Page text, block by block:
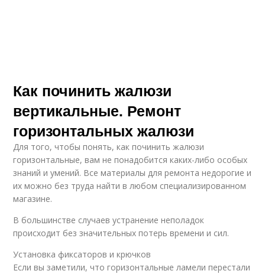
Как починить жалюзи
вертикальные. Ремонт
горизонтальных жалюзи
Для того, чтобы понять, как починить жалюзи
горизонтальные, вам не понадобится каких-либо особых
знаний и умений. Все материалы для ремонта недорогие и
их можно без труда найти в любом специализированном
магазине.
В большинстве случаев устранение неполадок
происходит без значительных потерь времени и сил.
Установка фиксаторов и крючков
Если вы заметили, что горизонтальные ламели перестали